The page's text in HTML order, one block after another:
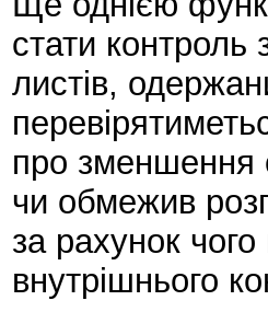
стати контроль
листів,
про зменшення
чи обмежив
за рахунок
внутрішнього